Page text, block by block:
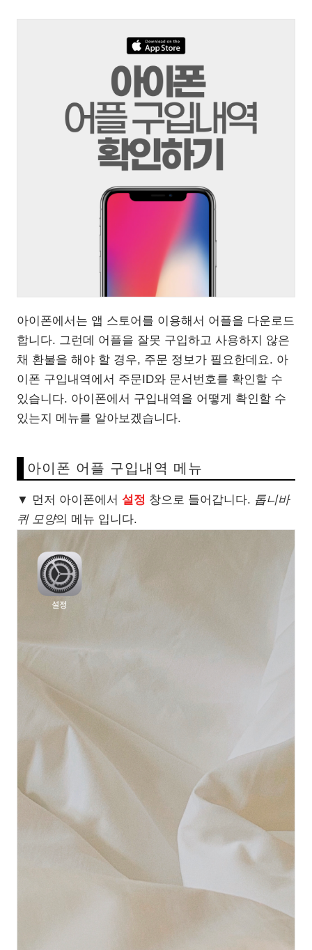
아이폰에서는 앱 스토어를 이용해서 어플을 다운로드
합니다. 그런데 어플을 잘못 구입하고 사용하지 않은
채 환불을 해야 할 경우, 주문 정보가 필요한데요. 아
이폰 구입내역에서 주문ID와 문서번호를 확인할 수
있습니다. 아이폰에서 구입내역을 어떻게 확인할 수
있는지 메뉴를 알아보겠습니다.
아이폰 어플 구입내역 메뉴
▼ 먼저 아이폰에서 설정 창으로 들어갑니다. 톱니바
퀴 모양의 메뉴 입니다.